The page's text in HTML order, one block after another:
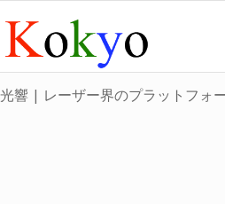
光響 | レーザー界のプラットフォ